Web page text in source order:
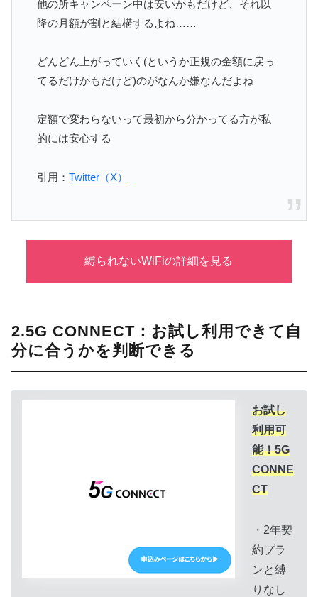
他の所キャンペーン中は安いかもだけど、それ以
降の月額が割と結構するよね……
どんどん上がっていく(というか正規の金額に戻っ
てるだけかもだけど)のがなんか嫌なんだよね
定額で変わらないって最初から分かってる方が私
的には安心する
引用：Twitter（X）
縛られないWiFiの詳細を見る
2.5G CONNECT：お試し利用できて自
分に合うかを判断できる
お試し
利用可
能！5G
CONNE
CT
・2年契
約プラ
ンと縛
りなし